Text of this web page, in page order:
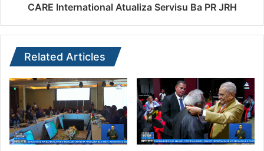
CARE International Atualiza Servisu Ba PR JRH
Related Articles